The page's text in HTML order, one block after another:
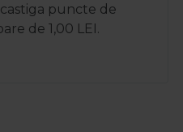
puncte de
de 1,00 LEI.